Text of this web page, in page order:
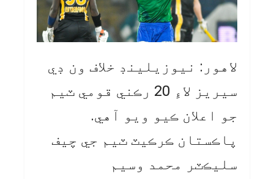
لاهور: نيوزيلينڊ خلاف ون ڊي
سيريز لاءِ 20 رڪني قومي ٽيم
جو اعلان ڪيو ويو آهي.
پاڪستان ڪرڪيٽ ٽيم جي چيف
سليڪٽر محمد وسيم